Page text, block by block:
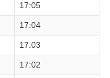
17:05
17:04
17:03
17:02